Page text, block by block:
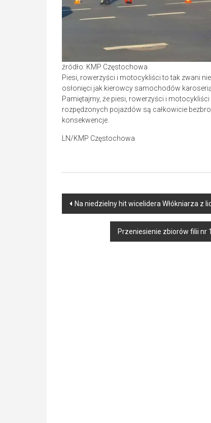
źródło: KMP Częstochowa
Piesi, rowerzyści i motocykliści to tak zwani
osłonięci jak kierowcy samochodów
Pamiętajmy, że piesi, rowerzyści i
rozpędzonych pojazdów są całkowicie
konsekwencje.
LN/KMP Częstochowa
Post
navigation
Na niedzielny hit wicelidera Włókniarza z
Przeniesienie zbiorów filii nr